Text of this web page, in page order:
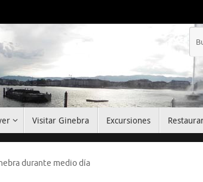
Visitar Ginebra Excursiones
durante medio día